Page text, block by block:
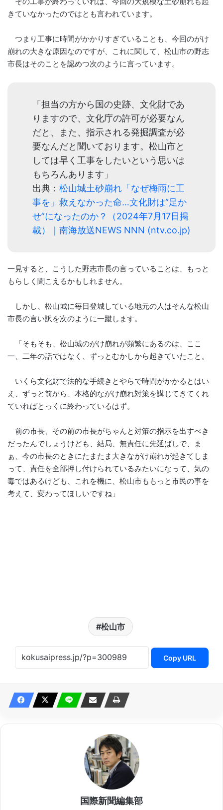
きていなかったのではとも言われています。
つまり工事に時間がかかりすぎていることも、今回のがけ
崩れの大きな原因なのですが、これに関して、松山市の野志
市長はそのことを認めつ次のように言っています。
「担当の方から国の史跡、文化財であ
りますので、文化庁の許可が必要なん
だと、また、指示される発掘調査が必
要なんだと聞いております。松山市と
しては早く工事をしたいという思いは
もちろんあります」
出典： 松山城土砂崩れ「なぜ梅雨に工
事を」救えなかった命…文化財は“足か
せ”になったのか？（2024年7月17日掲
載）｜南海放送NEWS NNN (ntv.co.jp)
一見すると、こうした野志市長の言っていることは、もっと
もらしく聞こえるかもしれません。
しかし、松山城に毎日登城している地元の人はそんな松山
市長の言い訳を次のように一蹴します。
「そもそも、松山城のがけ崩れが頻繁にあるのは、ここ
一、二年の話ではなく、ずっとむかしから起きていたこと。
いくら文化財で法的な手続きとやらで時間がかかるとはい
え、ずっと前から、本格的ながけ崩れ対策を講じてきてくれ
ていればとっくに終わっているはず。
前の市長、その前の市長がちゃんと対策の指示を出すべき
だったんでしょうけども、結局、無責任に先延ばしで、ま
ぁ、今の市長のときにたまたま大きながけ崩れが起きてしま
って、責任を全部押し付けられているみたいになって、気の
毒ではあるけども、これを機に、松山市ももっと市民の事を
考えて、変わってほしいですね」
松山市
Copy URL
国際新聞編集部